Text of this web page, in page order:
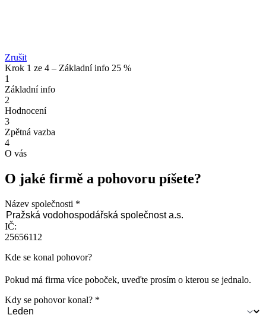
Zrušit
Krok 1 ze 4 – Základní info 25 %
1
Základní info
2
Hodnocení
3
Zpětná vazba
4
O vás
O jaké firmě a pohovoru píšete?
Název společnosti
IČ:
25656112
Kde se konal pohovor?
Pokud má firma více poboček, uveďte prosím o kterou se jednalo.
Kdy se pohovor konal?